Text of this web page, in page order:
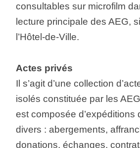
consultables sur microfilm
lecture principale des AEG,
l’Hôtel-de-Ville.
Actes privés
Il s’agit d’une collection
isolés constituée par les
est composée d’expéditions
divers : abergements,
donations, échanges,